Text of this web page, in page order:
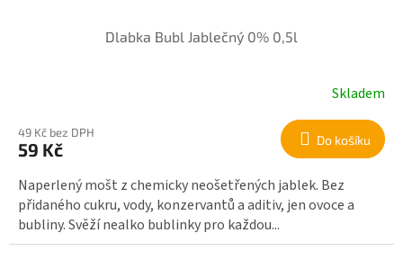
Dlabka Bubl Jablečný 0% 0,5l
Skladem
49 Kč bez DPH
59 Kč Do košíku
Naperlený mošt z chemicky neošetřených jablek. Bez
přidaného cukru, vody, konzervantů a aditiv, jen ovoce a
bubliny. Svěží nealko bublinky pro každou...